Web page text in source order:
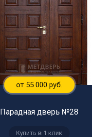
от 55 000 руб.
Парадная дверь №28
Купить в 1 клик